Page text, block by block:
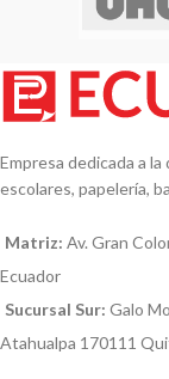
Empresa dedicada a
escolares, papelería,
Matriz: Av. Gran
Ecuador
Sucursal Sur: Galo
Atahualpa 170111